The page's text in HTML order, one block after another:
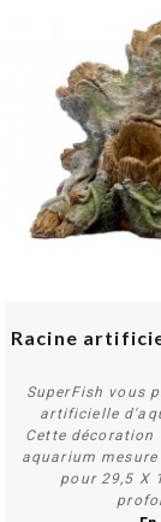
Racine
SuperFish vous
artificielle
Cette
aquarium
pour 29,5 X